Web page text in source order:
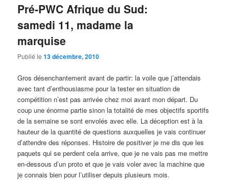
Pré-PWC Afrique du Sud:
samedi 11, madame la
marquise
Publié le13 décembre, 2010
Gros désenchantement avant de partir: la voile que j’attendais
avec tant d’enthousiasme pour la tester en situation de
compétition n’est pas arrivée chez moi avant mon départ. Du
coup une énorme partie sinon la totalité de mes objectifs sportifs
de la semaine se sont envolés avec elle. La déception est à la
hauteur de la quantité de questions auxquelles je vais continuer
d’attendre des réponses. Histoire de positiver je me dis que les
paquets qui se perdent cela arrive, que je ne vais pas me mettre
en-dessous d’un proto et que je vais voler avec la machine que
je connais bien pour l’utiliser depuis plusieurs mois.